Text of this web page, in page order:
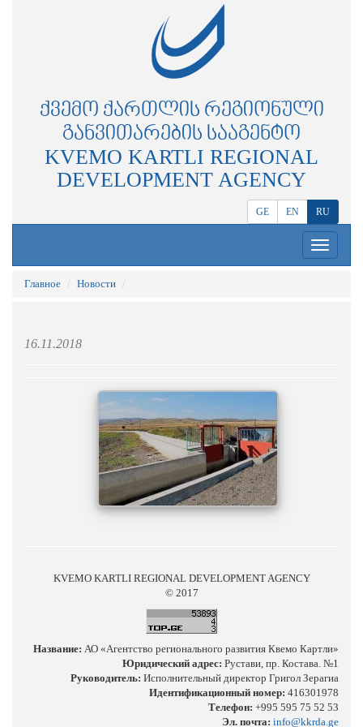
ᲥᲕᲔᲛᲝ ᲥᲐᲠᲗᲚᲘᲡ ᲠᲔᲒᲘᲝᲜᲣᲚᲘ
ᲒᲐᲜᲕᲘᲗᲐᲠᲔᲑᲘᲡ ᲡᲐᲐᲒᲔᲜᲢᲝ
KVEMO KARTLI REGIONAL
DEVELOPMENT AGENCY
GE EN RU
Toggle
navigation
Главное Новости
16.11.2018
KVEMO KARTLI REGIONAL DEVELOPMENT AGENCY
© 2017
Название: АО «Агентство регионального развития Квемо Картли»
Юридический адрес: Рустави, пр. Костава. №1
Руководитель: Исполнительный директор Григол Зерагиа
Идентификационный номер: 416301978
Телефон: +995 595 75 52 53
Эл. почта: info@kkrda.ge